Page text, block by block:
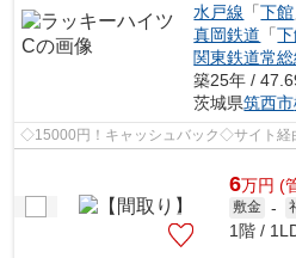
水戸線 「下館
真岡鉄道 「
関東鉄道常総
築25年 /
茨城県筑西市
◇15000円！キャッシュバック◇サイト経
6万円 (
敷金 -
1階 /